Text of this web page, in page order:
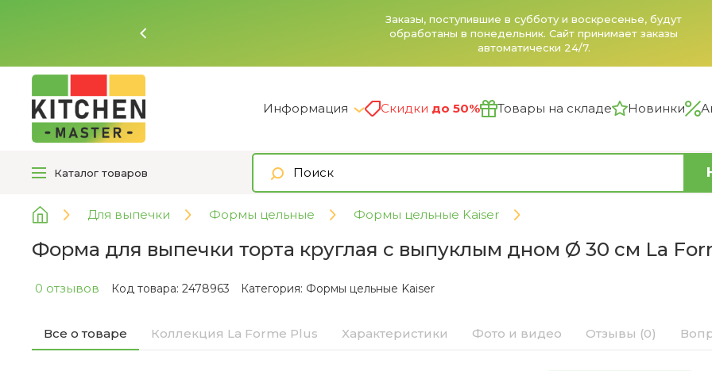
Заказы, поступившие в субботу и воскресенье, будут
обработаны в понедельник. Сайт принимает заказы
автоматически 24/7.
Информация Скидки до 50% Товары на складе Новинки
Каталог товаров
Для выпечки Формы цельные Формы цельные Kaiser
Форма для выпечки торта круглая с выпуклым дном Ø 30 см La
0 отзывов Код товара: 2478963 Категория: Формы цельные Kaiser
Все о товаре Коллекция La Forme Plus Характеристики Фото и видео Отзывы (0)